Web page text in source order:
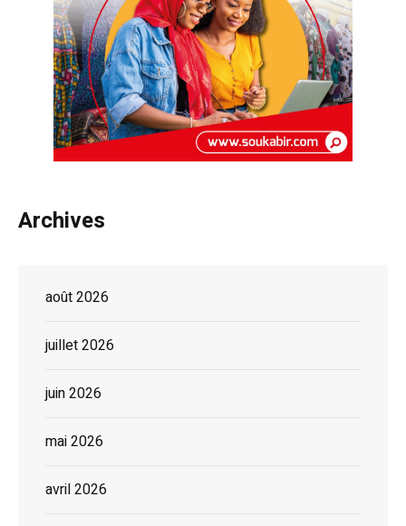
Archives
août 2026
juillet 2026
juin 2026
mai 2026
avril 2026